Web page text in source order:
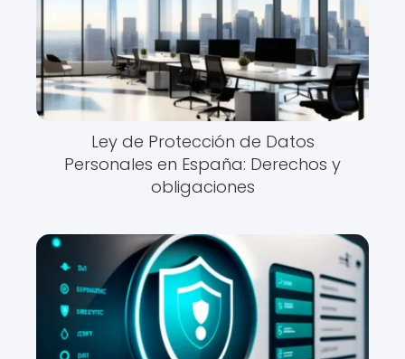
Ley de Protección de Datos
Personales en España: Derechos y
obligaciones